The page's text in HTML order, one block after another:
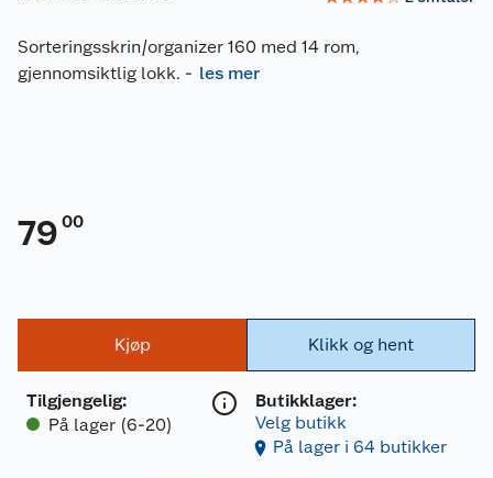
Sorteringsskrin/organizer 160 med 14 rom,
gjennomsiktlig lokk. - les mer
79 00
Kjøp
Tilgjengelig:
På lager (6-20)
Klikk og hent
Butikklager:
Velg butikk
På lager i 64 butikker